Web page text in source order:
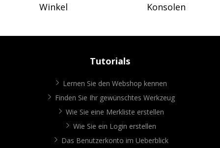
Winkel Konsolen
Tutorials
Lernen Sie den Webshop kennen
Finden Sie Ihr gewünschtes Werkzeug
Wie Sie eine Merkliste erstellen
Wie Sie ein Login erstellen
Das Benutzerkonto im Ueberblick